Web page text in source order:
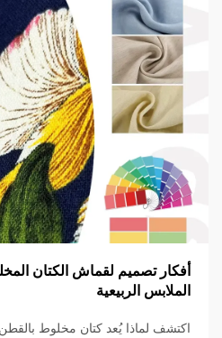
أفكار تصميم لقماش الكتان
الملابس الربيعية
اكتشف لماذا يُعد كتان مخلوط بالقطن